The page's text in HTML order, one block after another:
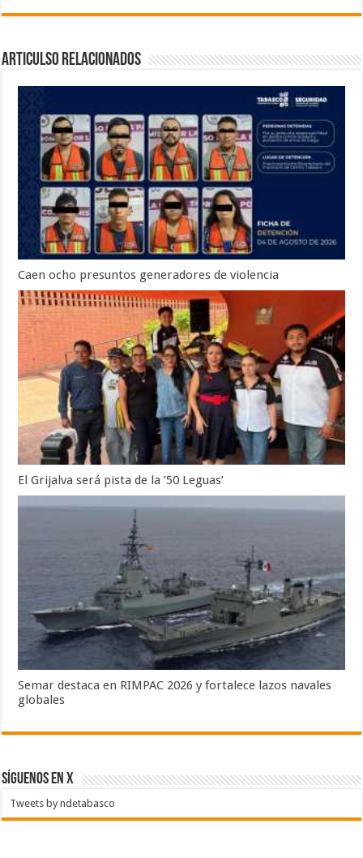
Articulso Relacionados
Caen ocho presuntos generadores de violencia
El Grijalva será pista de la ’50 Leguas’
Semar destaca en RIMPAC 2026 y fortalece lazos navales
globales
SÍGUENOS EN X
Tweets by ndetabasco